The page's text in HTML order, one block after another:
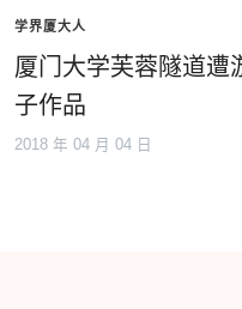
学界厦大人
厦门大学芙蓉隧道遭
子作品
2018 年 04 月 04 日